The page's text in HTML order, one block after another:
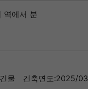
역에서 분
물
건축연도:2025/03